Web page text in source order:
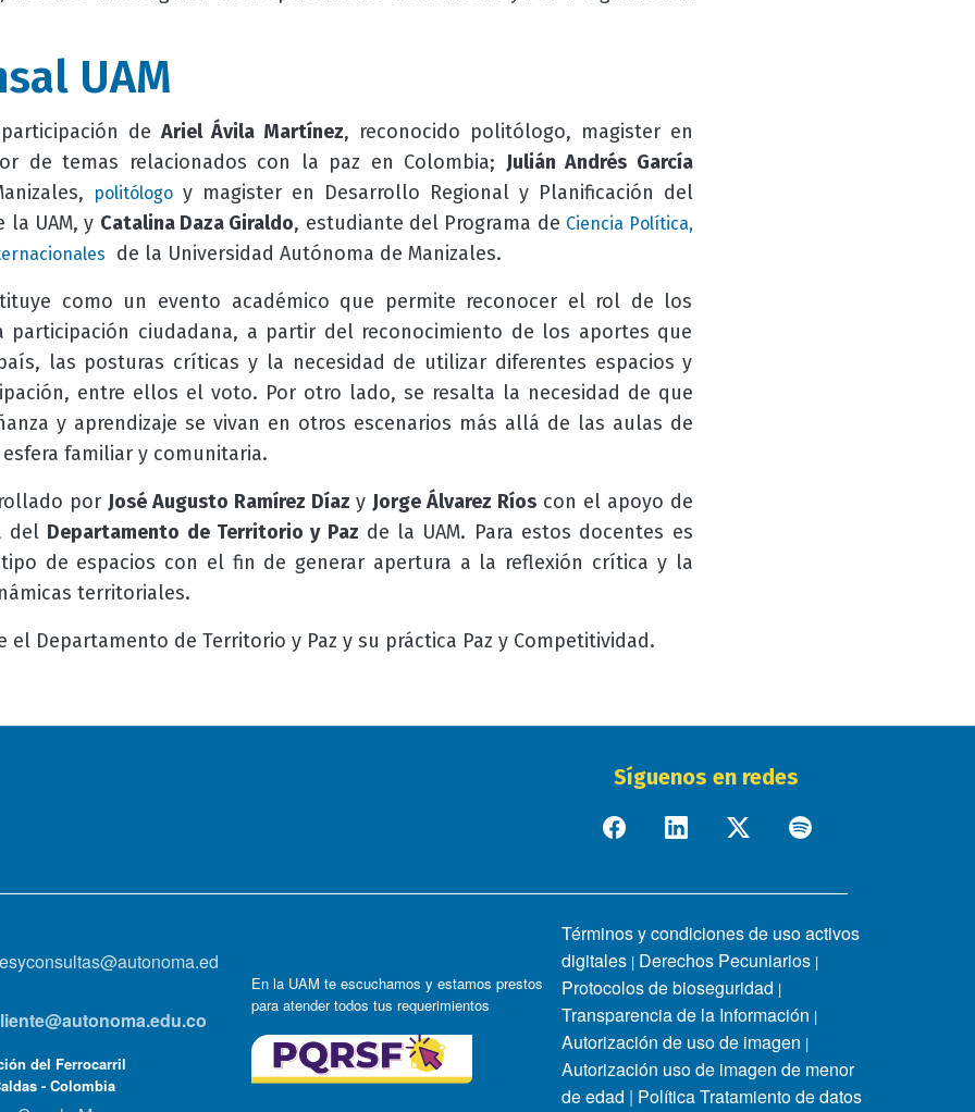
UAM
de Ariel Ávila Martínez, reconocido politólogo, magister en
de temas relacionados con la paz en Colombia; Julián Andrés García
politólogo y magister en Desarrollo Regional y Planificación del
la UAM, y Catalina Daza Giraldo, estudiante del Programa de Ciencia Política,
de la Universidad Autónoma de Manizales.
como un evento académico que permite reconocer el rol de los
participación ciudadana, a partir del reconocimiento de los aportes que
las posturas críticas y la necesidad de utilizar diferentes espacios y
entre ellos el voto. Por otro lado, se resalta la necesidad de que
y aprendizaje se vivan en otros escenarios más allá de las aulas de
familiar y comunitaria.
por José Augusto Ramírez Díaz y Jorge Álvarez Ríos con el apoyo de
del Departamento de Territorio y Paz de la UAM. Para estos docentes es
de espacios con el fin de generar apertura a la reflexión crítica y la
territoriales.
el Departamento de Territorio y Paz y su práctica Paz y Competitividad.
Síguenos en redes
del Ferrocarril
- Colombia
En la UAM te escuchamos y estamos prestos
para atender todos tus requerimientos
Términos y condiciones de uso activos
digitales | Derechos Pecuniarios |
Protocolos de bioseguridad |
Transparencia de la Información |
Autorización de uso de imagen |
Autorización uso de imagen de menor
de edad | Política Tratamiento de datos